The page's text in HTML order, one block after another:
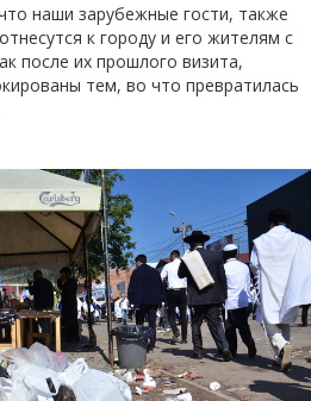
наши зарубежные гости, также
к городу и его жителям с
после их прошлого визита,
тем, во что превратилась